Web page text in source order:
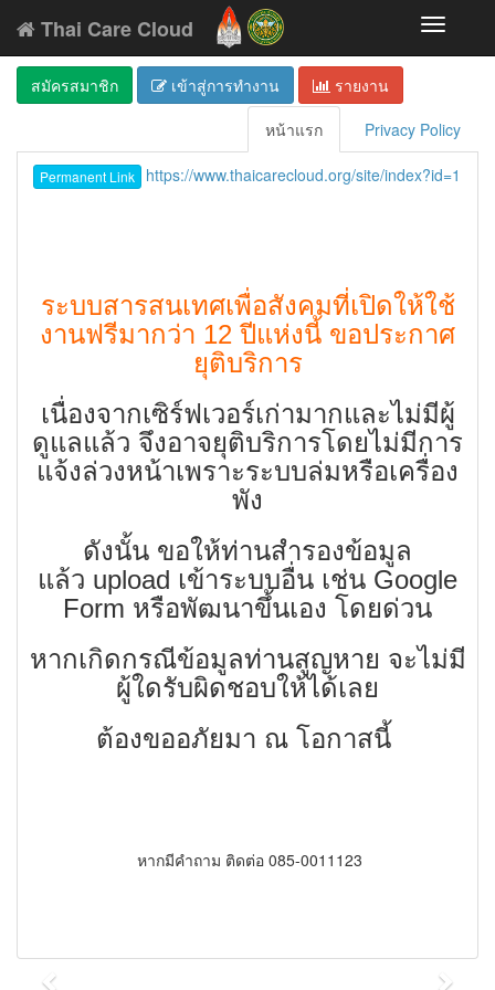
Toggle
Thai Care Cloud
สมัครสมาชิก เข้าสู่การทำงาน
รายงาน
หน้าแรก
Privacy Policy
Permanent Link https://www.thaicarecloud.org/site/index?id=1
ระบบสารสนเทศเพื่อสังคมที่เปิดให้ใช้
งานฟรีมากว่า 12 ปีแห่งนี้ ขอประกาศ
ยุติบริการ
เนื่องจากเซิร์ฟเวอร์เก่ามากและไม่มีผู้
ดูแลแล้ว จึงอาจยุติบริการโดยไม่มีการ
แจ้งล่วงหน้าเพราะระบบล่มหรือเครื่อง
พัง
ดังนั้น ขอให้ท่านสำรองข้อมูล
แล้ว upload เข้าระบบอื่น เช่น Google
Form หรือพัฒนาขึ้นเอง โดยด่วน
หากเกิดกรณีข้อมูลท่านสูญหาย จะไม่มี
ผู้ใดรับผิดชอบให้ได้เลย
ต้องขออภัยมา ณ โอกาสนี้
หากมีคำถาม ติดต่อ 085-0011123